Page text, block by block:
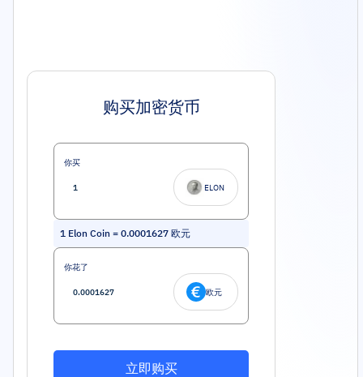
购买加密货币
你买
ELON
1 Elon Coin = 0.0001627 欧元
你花了
欧元
立即购买